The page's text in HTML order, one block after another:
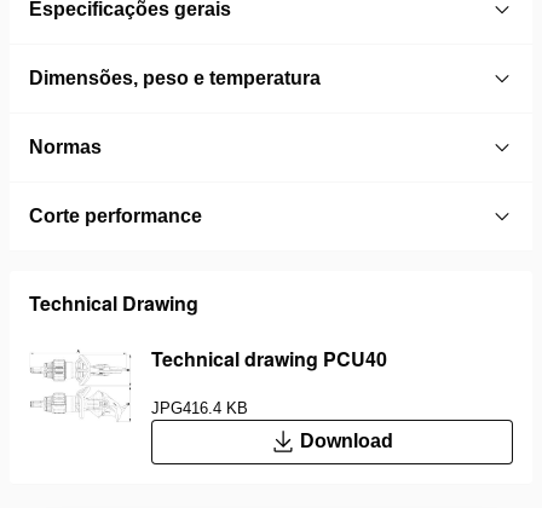
Especificações gerais
Dimensões, peso e temperatura
Normas
Corte performance
Technical Drawing
Technical drawing PCU40
JPG416.4 KB
Download